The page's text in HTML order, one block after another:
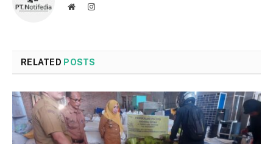
WebsiteInstagram
RELATED POSTS